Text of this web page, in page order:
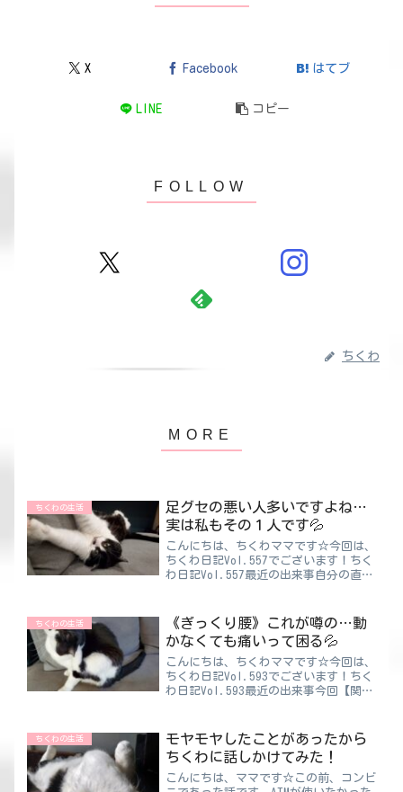
X Facebook はてブ
LINE コピー
ちくわ
ちくわの生活
足グセの悪い人多いですよね…
実は私もその１人です💦
こんにちは、ちくわママです☆今回は、
ちくわ日記Vol.557でございます！ちく
わ日記Vol.557最近の出来事自分の直し
う意味なんですが気付いてる癖もあれば
無意識にして...
ちくわの生活
《ぎっくり腰》これが噂の…動
かなくても痛いって困る💦
こんにちは、ちくわママです☆今回は、
ちくわ日記Vol.593でございます！ちく
わ日記Vol.593最近の出来事今回【関節
だったんだろう…その日はリビングで寝
落ちしていま...
ちくわの生活
モヤモヤしたことがあったから
ちくわに話しかけてみた！
こんにちは、ママです☆この前、コンビ